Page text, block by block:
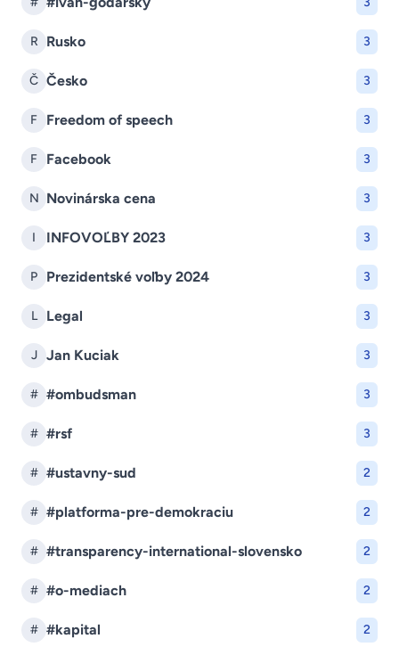
R Rusko 3
Č Česko 3
F Freedom of speech 3
F Facebook 3
N Novinárska cena 3
I INFOVOĽBY 2023 3
P Prezidentské voľby 2024 3
L Legal 3
J Jan Kuciak 3
# #ombudsman 3
# #rsf 3
# #ustavny-sud 2
# #platforma-pre-demokraciu 2
# #transparency-international-slovensko 2
# #o-mediach 2
# #kapital 2